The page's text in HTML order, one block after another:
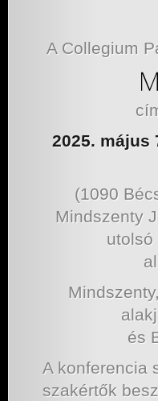
A Collegium
2025. május
(1090
Mindszenty
utolsó
és
A konferencia
szakértők